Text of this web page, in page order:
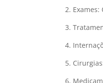
2.
3.
4.
5.
6.